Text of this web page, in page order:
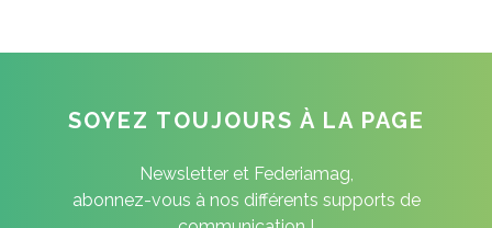
SOYEZ TOUJOURS À LA PAGE
Newsletter et Federiamag,
abonnez-vous à nos différents supports de